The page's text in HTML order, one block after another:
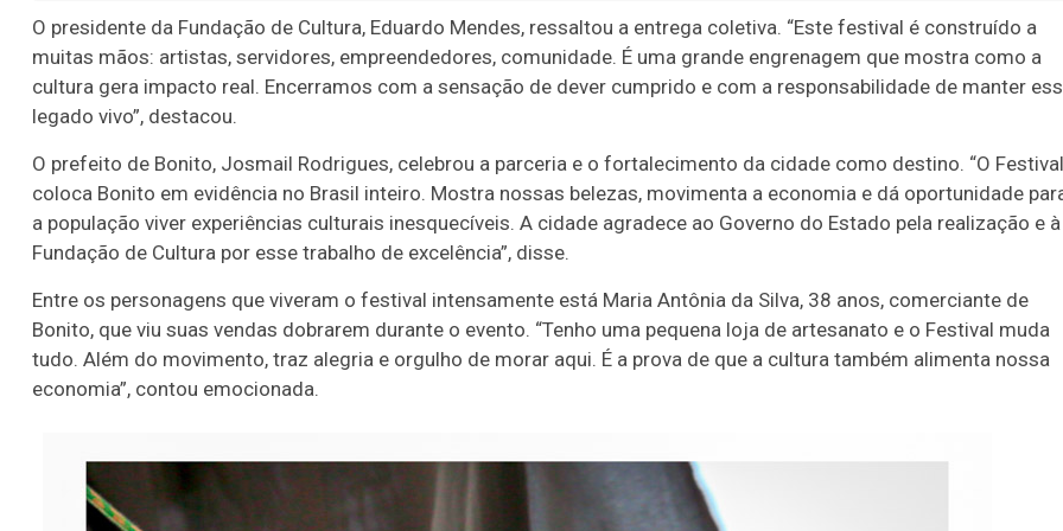
O presidente da Fundação de Cultura, Eduardo Mendes, ressaltou a entrega coletiva. “Este festival é construído a
muitas mãos: artistas, servidores, empreendedores, comunidade. É uma grande engrenagem que mostra como a
cultura gera impacto real. Encerramos com a sensação de dever cumprido e com a responsabilidade de manter
legado vivo”, destacou.
O prefeito de Bonito, Josmail Rodrigues, celebrou a parceria e o fortalecimento da cidade como destino. “O Festival
coloca Bonito em evidência no Brasil inteiro. Mostra nossas belezas, movimenta a economia e dá oportunidade
a população viver experiências culturais inesquecíveis. A cidade agradece ao Governo do Estado pela realização e à
Fundação de Cultura por esse trabalho de excelência”, disse.
Entre os personagens que viveram o festival intensamente está Maria Antônia da Silva, 38 anos, comerciante de
Bonito, que viu suas vendas dobrarem durante o evento. “Tenho uma pequena loja de artesanato e o Festival muda
tudo. Além do movimento, traz alegria e orgulho de morar aqui. É a prova de que a cultura também alimenta nossa
economia”, contou emocionada.